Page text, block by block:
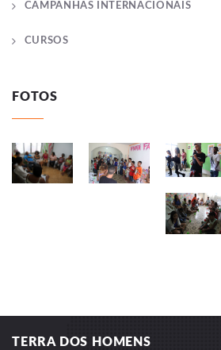
CAMPANHAS INTERNACIONAIS
CURSOS
FOTOS
TERRA DOS HOMENS